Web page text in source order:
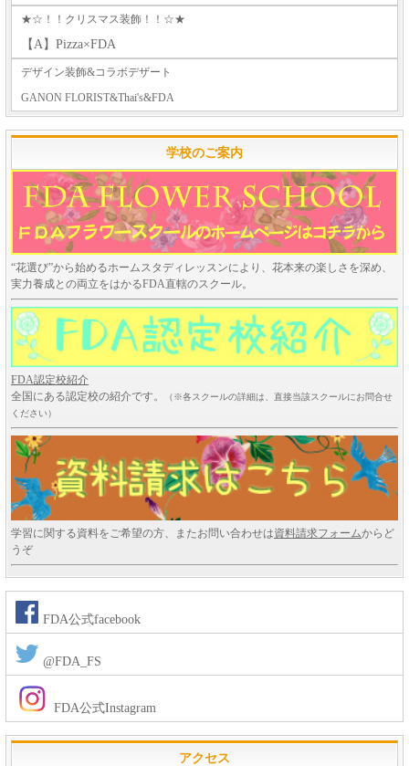
★☆！！クリスマス装飾！！☆★
【A】Pizza×FDA
デザイン装飾&コラボデザート
GANON FLORIST&Thai's&FDA
学校のご案内
“花選び”から始めるホームスタディレッスンにより、花本来の楽しさを深め、
実力養成との両立をはかるFDA直轄のスクール。
FDA認定校紹介
全国にある認定校の紹介です。
（※各スクールの詳細は、直接当該スクールにお問合せ
ください）
学習に関する資料をご希望の方、またお問い合わせは資料請求フォームからど
うぞ
FDA公式facebook
@FDA_FS
FDA公式Instagram
アクセス